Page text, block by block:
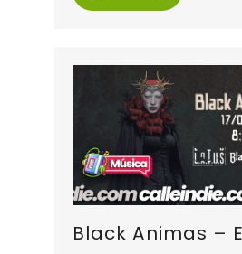
Black Animas –